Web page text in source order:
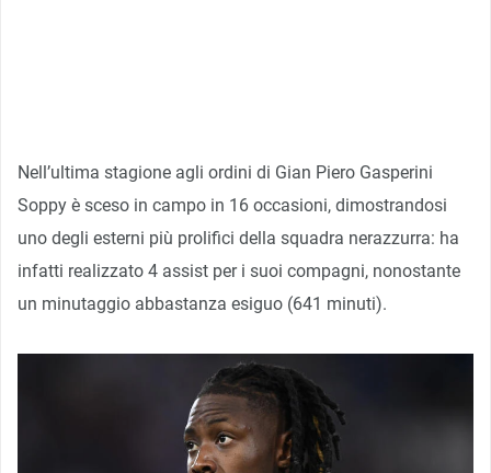
Nell’ultima stagione agli ordini di Gian Piero Gasperini
Soppy è sceso in campo in 16 occasioni, dimostrandosi
uno degli esterni più prolifici della squadra nerazzurra: ha
infatti realizzato 4 assist per i suoi compagni, nonostante
un minutaggio abbastanza esiguo (641 minuti).